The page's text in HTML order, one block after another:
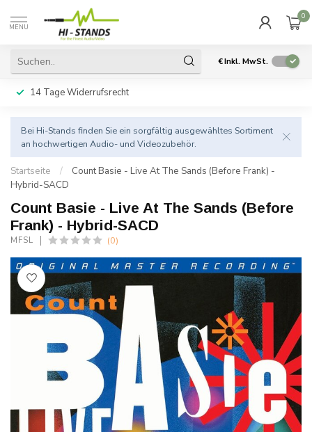
MENU
0
€Inkl. MwSt.
14 Tage Widerrufsrecht
Bei Hi-Stands finden Sie ein sorgfältig ausgewähltes Sortiment
an hochwertigen Audio- und Videozubehör.
Startseite /
Count Basie - Live At The Sands (Before Frank) -
Hybrid-SACD
Count Basie - Live At The Sands (Before
Frank) - Hybrid-SACD
MFSL (0)